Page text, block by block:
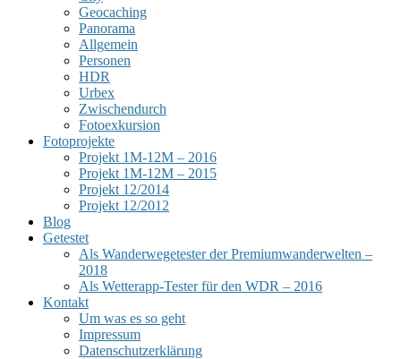
Geocaching
Panorama
Allgemein
Personen
HDR
Urbex
Zwischendurch
Fotoexkursion
Fotoprojekte
Projekt 1M-12M – 2016
Projekt 1M-12M – 2015
Projekt 12/2014
Projekt 12/2012
Blog
Getestet
Als Wanderwegetester der Premiumwanderwelten –
2018
Als Wetterapp-Tester für den WDR – 2016
Kontakt
Um was es so geht
Impressum
Datenschutzerklärung